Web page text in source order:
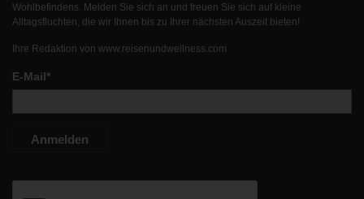
Wohlbefindens. Melden Sie sich an und freuen Sie sich auf kleine
Alltagsfluchten, die wir Ihnen bis zu Ihrer nächsten Auszeit bieten!
Ihre Redaktion von www.reisenundwellness.com
E-Mail*
Anmelden